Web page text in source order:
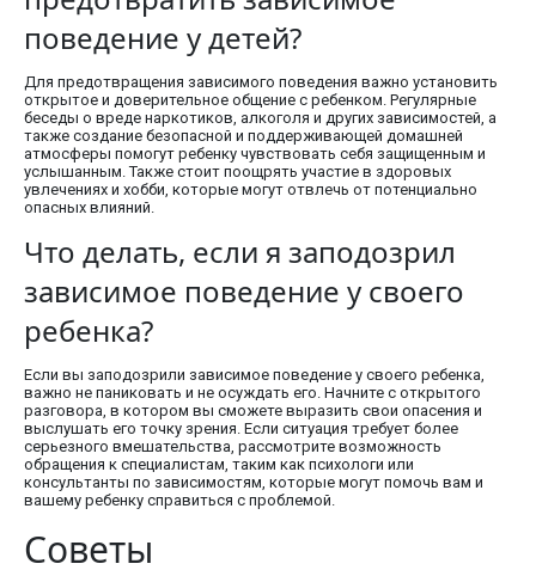
поведение у детей?
Для предотвращения зависимого поведения важно установить
открытое и доверительное общение с ребенком. Регулярные
беседы о вреде наркотиков, алкоголя и других зависимостей, а
также создание безопасной и поддерживающей домашней
атмосферы помогут ребенку чувствовать себя защищенным и
услышанным. Также стоит поощрять участие в здоровых
увлечениях и хобби, которые могут отвлечь от потенциально
опасных влияний.
Что делать, если я заподозрил
зависимое поведение у своего
ребенка?
Если вы заподозрили зависимое поведение у своего ребенка,
важно не паниковать и не осуждать его. Начните с открытого
разговора, в котором вы сможете выразить свои опасения и
выслушать его точку зрения. Если ситуация требует более
серьезного вмешательства, рассмотрите возможность
обращения к специалистам, таким как психологи или
консультанты по зависимостям, которые могут помочь вам и
вашему ребенку справиться с проблемой.
Советы